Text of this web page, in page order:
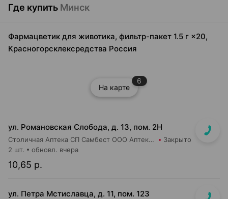
Где купить Минск
Фармацветик для животика, фильтр-пакет 1.5 г ×20,
Красногорсклексредства Россия
На карте
6
ул. Романовская Слобода, д. 13, пом. 2Н
Столичная Аптека СП Самбест ООО Аптека №18 Закрыто
10,65 р.
2 шт. обновл. вчера
ул. Петра Мстиславца, д. 11, пом. 123